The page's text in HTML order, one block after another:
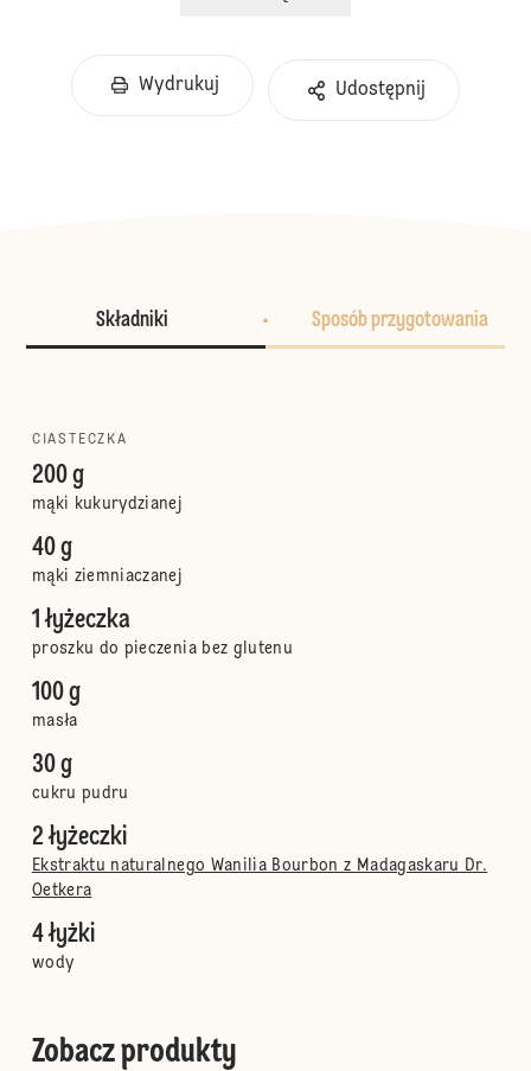
Wydrukuj Udostępnij
Składniki Sposób przygotowania
CIASTECZKA
200 g
mąki kukurydzianej
40 g
mąki ziemniaczanej
1 łyżeczka
proszku do pieczenia bez glutenu
100 g
masła
30 g
cukru pudru
2 łyżeczki
Ekstraktu naturalnego Wanilia Bourbon z Madagaskaru Dr.
Oetkera
4 łyżki
wody
Zobacz produkty